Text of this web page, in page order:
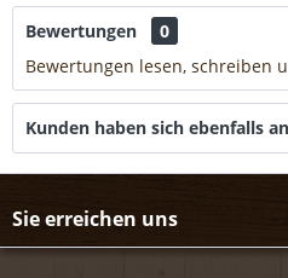
Bewertungen
0
Bewertungen lesen, schreiben
Kunden haben sich ebenfalls
Sie erreichen uns